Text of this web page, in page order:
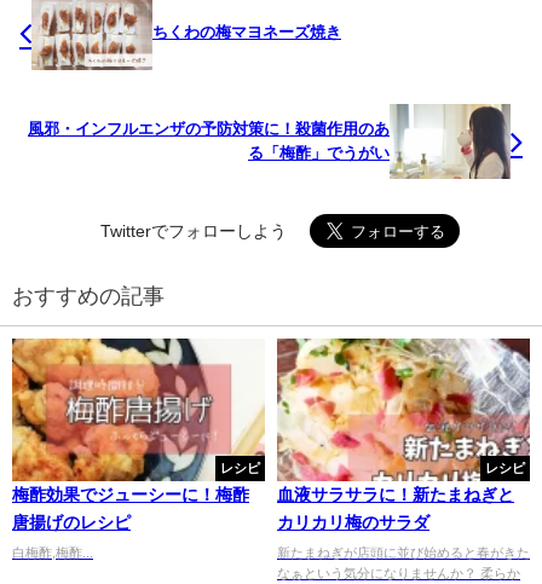
ちくわの梅マヨネーズ焼き
風邪・インフルエンザの予防対策に！殺菌作用のあ
る「梅酢」でうがい
Twitterでフォローしよう
おすすめの記事
レシピ
梅酢効果でジューシーに！梅酢
唐揚げのレシピ
白梅酢,梅酢...
レシピ
血液サラサラに！新たまねぎと
カリカリ梅のサラダ
新たまねぎが店頭に並び始めると春がきた
なぁという気分になりませんか？ 柔らか